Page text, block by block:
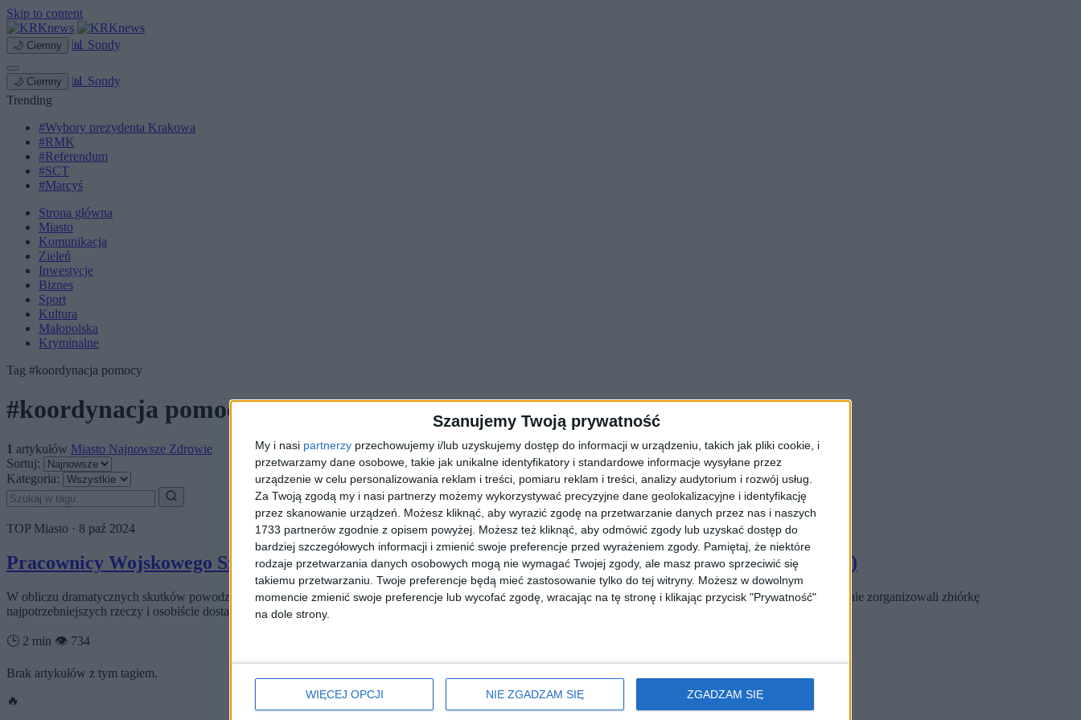
Szanujemy Twoją prywatność
My i nasi partnerzy przechowujemy i/lub uzyskujemy dostęp do informacji w urządzeniu, takich jak pliki cookie, i
przetwarzamy dane osobowe, takie jak unikalne identyfikatory i standardowe informacje wysyłane przez
urządzenie w celu personalizowania reklam i treści, pomiaru reklam i treści, analizy audytorium i rozwój usług.
Za Twoją zgodą my i nasi partnerzy możemy wykorzystywać precyzyjne dane geolokalizacyjne i identyfikację
przez skanowanie urządzeń. Możesz kliknąć, aby wyrazić zgodę na przetwarzanie danych przez nas i naszych
1733 partnerów zgodnie z opisem powyżej. Możesz też kliknąć, aby odmówić zgody lub uzyskać dostęp do
bardziej szczegółowych informacji i zmienić swoje preferencje przed wyrażeniem zgody. Pamiętaj, że niektóre
rodzaje przetwarzania danych osobowych mogą nie wymagać Twojej zgody, ale masz prawo sprzeciwić się
takiemu przetwarzaniu. Twoje preferencje będą mieć zastosowanie tylko do tej witryny. Możesz w dowolnym
momencie zmienić swoje preferencje lub wycofać zgodę, wracając na tę stronę i klikając przycisk "Prywatność"
na dole strony.
WIĘCEJ OPCJI NIE ZGADZAM SIĘ ZGADZAM SIĘ
Skip to content
🌙 Ciemny 📊 Sondy
🌙 Ciemny 📊 Sondy
Trending
#Wybory prezydenta Krakowa
#RMK
#Referendum
#SCT
#Marcyś
Strona główna
Miasto
Komunikacja
Zieleń
Inwestycje
Biznes
Sport
Kultura
Małopolska
Kryminalne
Tag #koordynacja pomocy
#koordynacja pomocy
1 artykułów Miasto Najnowsze Zdrowie
Sortuj:
Kategoria:
TOP Miasto · 8 paź 2024
Pracownicy Wojskowego Szpitala Klinicznego w Krakowie ruszyli z pomocą powodzianom (ZDJĘCIA)
W obliczu dramatycznych skutków powodzi, która dotknęła mieszkańców Ziemi Kłodzkiej, pracownicy 5 Wojskowego Szpitala Klinicznego w Krakowie spontanicznie zorganizowali zbiórkę
najpotrzebniejszych rzeczy i osobiście dostarczyli…
🕒 2 min 👁️ 734
Brak artykułów z tym tagiem.
🔥